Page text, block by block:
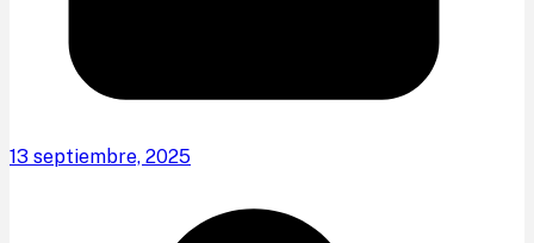
13 septiembre, 2025